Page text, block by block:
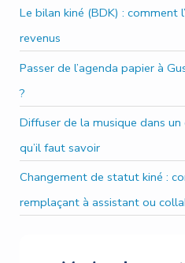
c
h
e
r
Le bilan kiné (BDK) : comment
revenus
Passer de l’agenda papier à
?
Diffuser de la musique dans
qu’il faut savoir
Changement de statut kiné :
remplaçant à assistant ou